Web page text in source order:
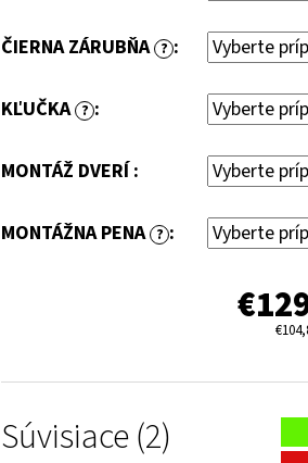
ČIERNA ZÁRUBŇA ? :
KĽUČKA ? :
MONTÁŽ DVERÍ :
MONTÁŽNA PENA ? :
Súvisiace (2)